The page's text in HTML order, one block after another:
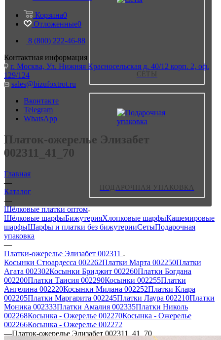
СЕТЫ
ПОДАРОЧНАЯ УПАКОВКА
Корзина0
Отложенные0
8 (800) 222-46-88
Контактная информация
г. Москва, Ул. Нижняя Красносельская д. 40/12 корп. 2, оф.
129/124
sales@bizufoxtrot.ru
Вконтакте
Telegram
WhatsApp
Платок-ожерелье Элизабет
002311_41_70
Главная
—
Каталог
—
Шёлковые платки оптом
Шёлковые шарфыБижутерияХлопковые шарфыКашемировые
шарфыШарфы и платки без бижутерииСетыПодарочная
упаковка
—
Платки-ожерелье Элизабет 002311
Косынки Стюардесса 002262Платки Марта 002250Платки
Агата 002302Косынки Бриджит 002260Платки Богдана
002200Платки Таисия 002290Косынки 002255Платки
Ангелина 002220Косынки Милана 002252Платки Клара
002205Платки Маргарита 002245Платки Лаура 002210Платки
Моника 002333Платки Амалия 002335Платки Николь
002268Косынка - Ожерелье 002270Косынка - Ожерелье
002266Косынка - Ожерелье 002272
—Платок-ожерелье Элизабет 002311_41_70